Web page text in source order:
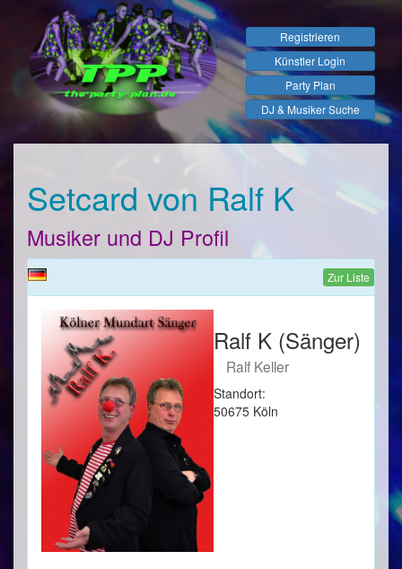
Registrieren
Künstler Login
Party Plan
DJ & Musiker Suche
Setcard von Ralf K
Musiker und DJ Profil
Zur Liste
Ralf K (Sänger)
Ralf Keller
Standort:
50675 Köln